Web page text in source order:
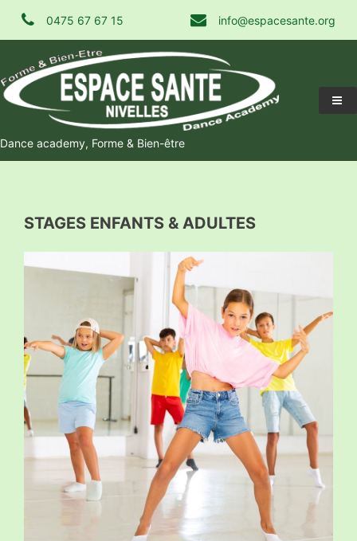
content
0475 67 67 15 info@espacesante.org
Dance academy, Forme & Bien-être
STAGES ENFANTS & ADULTES